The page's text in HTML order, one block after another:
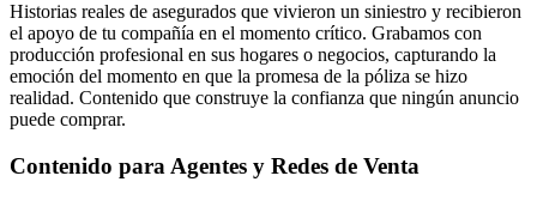
Historias reales de asegurados que vivieron un siniestro y recibieron
el apoyo de tu compañía en el momento crítico. Grabamos con
producción profesional en sus hogares o negocios, capturando la
emoción del momento en que la promesa de la póliza se hizo
realidad. Contenido que construye la confianza que ningún anuncio
puede comprar.
Contenido para Agentes y Redes de Venta